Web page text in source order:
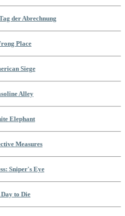
der Abrechnung
Place
Siege
Alley
Elephant
Measures
Sniper's Eye
Day to Die